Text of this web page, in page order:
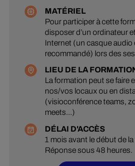
MATÉRIEL
Pour participer à cette
disposer d’un ordinateur
Internet (un casque audio
recommandé) lors des
LIEU DE LA
La formation peut se faire
nos/vos locaux ou en
(visioconférence teams,
meets…)
DÉLAI D'ACCÈS
1 mois avant le début de
Réponse sous 48 heures.